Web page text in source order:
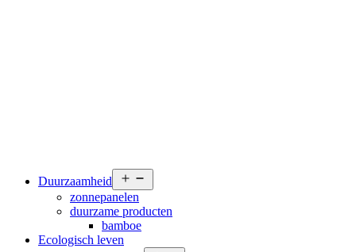
Duurzaamheid
menu
zonnepanelen
duurzame producten
bamboe
Ecologisch leven